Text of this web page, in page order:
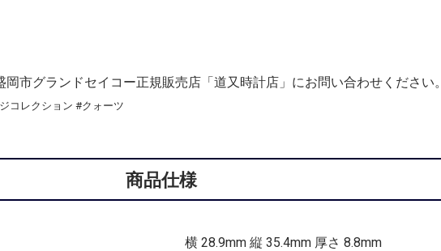
岡市グランドセイコー正規販売店「道又時計店」にお問い合わせください。
レクション #クォーツ
商品仕様
横 28.9mm 縦 35.4mm 厚さ 8.8mm